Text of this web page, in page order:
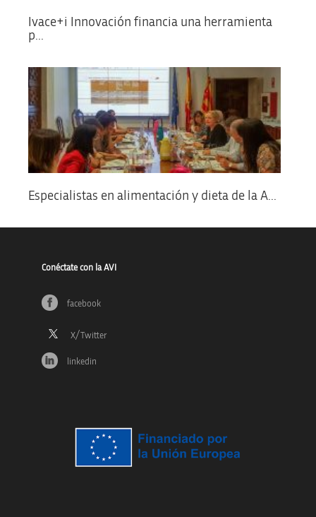
Ivace+i Innovación financia una herramienta
p...
Especialistas en alimentación y dieta de la A...
Conéctate con la AVI
facebook
linkedin